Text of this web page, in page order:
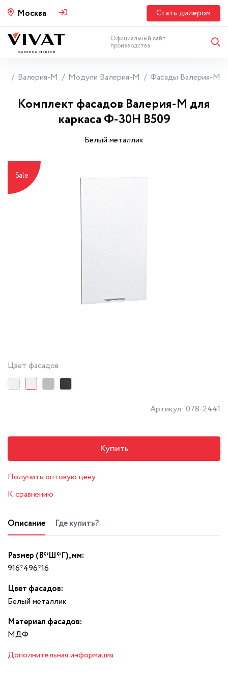
Москва Стать дилером
Официальный сайт
производства
Валерия-М Модули Валерия-М Фасады Валерия-М
Комплект фасадов Валерия-М для
каркаса Ф-30Н В509
Белый металлик
Sale
Цвет фасадов
Артикул: 078-2441
Купить
Получить оптовую цену
К сравнению
Описание Где купить?
Размер (В*Ш*Г), мм:
916*496*16
Цвет фасадов:
Белый металлик
Материал фасадов:
МДФ
Дополнительная информация